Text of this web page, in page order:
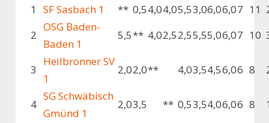
1
SF Sasbach 1 ** 0,54,04,05,53,06,06,07 11
2
OSG Baden-
Baden 1
5,5** 4,02,52,55,55,06,07 10
3
Heilbronner SV
1
2,02,0** 4,03,54,56,06 8
4
SG Schwäbisch
Gmünd 1
2,03,5 ** 0,53,54,06,06 8